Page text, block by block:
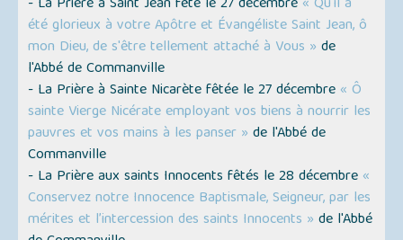
été glorieux à votre Apôtre et Évangéliste Saint Jean, ô
mon Dieu, de s'être tellement attaché à Vous » de
l'Abbé de Commanville
- La Prière à Sainte Nicarète fêtée le 27 décembre « Ô
sainte Vierge Nicérate employant vos biens à nourrir les
pauvres et vos mains à les panser » de l'Abbé de
Commanville
- La Prière aux saints Innocents fêtés le 28 décembre «
Conservez notre Innocence Baptismale, Seigneur, par les
mérites et l’intercession des saints Innocents » de l'Abbé